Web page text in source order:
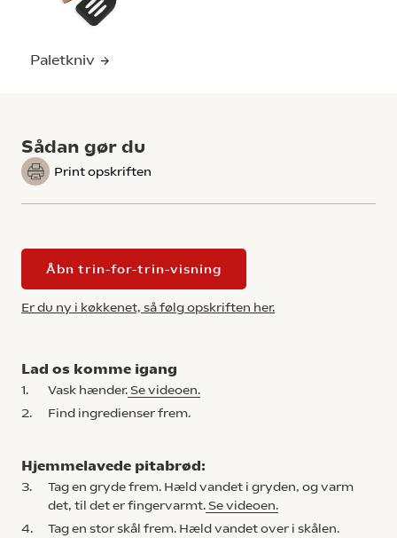
Paletkniv
Sådan gør du
Print opskriften
Åbn trin-for-trin-visning
Er du ny i køkkenet, så følg opskriften her.
Lad os komme igang
1. Vask hænder. Se videoen.
2.
Find ingredienser frem.
Hjemmelavede pitabrød:
3.
Tag en gryde frem. Hæld vandet i gryden, og varm
det, til det er fingervarmt. Se videoen.
4.
Tag en stor skål frem. Hæld vandet over i skålen.